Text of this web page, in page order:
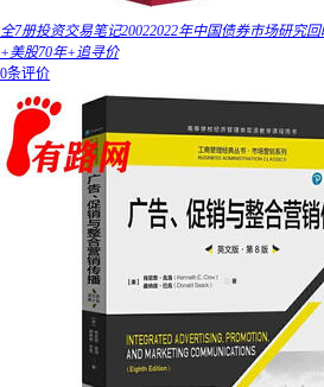
全7册投资交易笔记20022022年中国债券市场研究
+美股70年+追寻价
0条评价